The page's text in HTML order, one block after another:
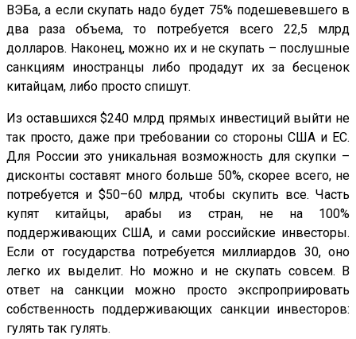
ВЭБа, а если скупать надо будет 75% подешевевшего в
два раза объема, то потребуется всего 22,5 млрд
долларов. Наконец, можно их и не скупать – послушные
санкциям иностранцы либо продадут их за бесценок
китайцам, либо просто спишут.
Из оставшихся $240 млрд прямых инвестиций выйти не
так просто, даже при требовании со стороны США и ЕС.
Для России это уникальная возможность для скупки –
дисконты составят много больше 50%, скорее всего, не
потребуется и $50–60 млрд, чтобы скупить все. Часть
купят китайцы, арабы из стран, не на 100%
поддерживающих США, и сами российские инвесторы.
Если от государства потребуется миллиардов 30, оно
легко их выделит. Но можно и не скупать совсем. В
ответ на санкции можно просто экспроприировать
собственность поддерживающих санкции инвесторов:
гулять так гулять.